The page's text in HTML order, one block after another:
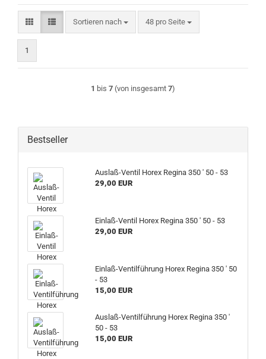
Sortieren nach
Sortieren nach 48 pro Seite
pro Seite
1
1 bis 7 (von insgesamt 7)
Bestseller
Auslaß-Ventil Horex Regina 350 ' 50 - 53
29,00 EUR
Einlaß-Ventil Horex Regina 350 ' 50 - 53
29,00 EUR
Einlaß-Ventilführung Horex Regina 350 ' 50
- 53
15,00 EUR
Auslaß-Ventilführung Horex Regina 350 '
50 - 53
15,00 EUR